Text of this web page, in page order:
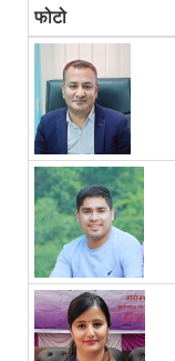
फोटो